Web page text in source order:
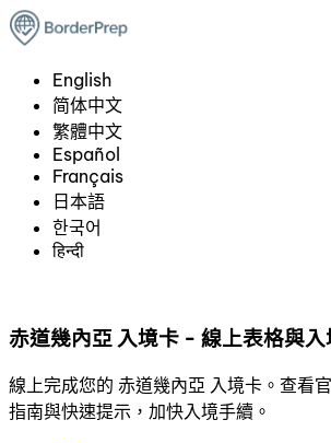
English
简体中文
繁體中文
Español
Français
日本語
한국어
हिन्दी
赤道幾內亞 入境卡 - 線上表格與入
線上完成您的 赤道幾內亞 入境卡。查看
指南與快速提示，加快入境手續。